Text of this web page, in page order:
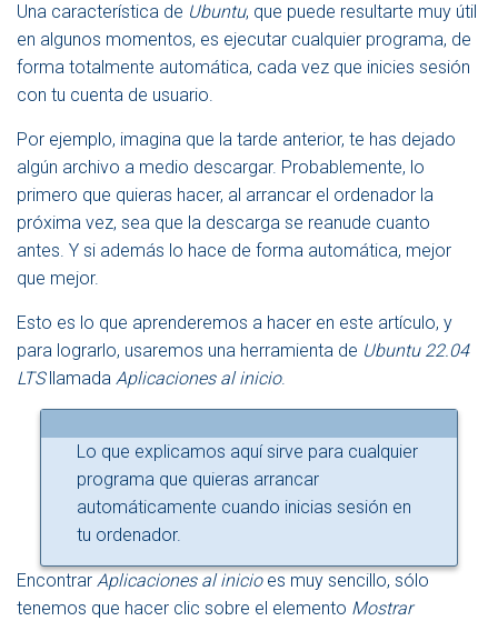
N
A
E
Una característica de Ubuntu, que puede resultarte muy útil
en algunos momentos, es ejecutar cualquier programa, de
forma totalmente automática, cada vez que inicies sesión
con tu cuenta de usuario.
Por ejemplo, imagina que la tarde anterior, te has dejado
algún archivo a medio descargar. Probablemente, lo
primero que quieras hacer, al arrancar el ordenador la
próxima vez, sea que la descarga se reanude cuanto
antes. Y si además lo hace de forma automática, mejor
que mejor.
Esto es lo que aprenderemos a hacer en este artículo, y
para lograrlo, usaremos una herramienta de Ubuntu 22.04
LTSllamada Aplicaciones al inicio.
Lo que explicamos aquí sirve para cualquier
programa que quieras arrancar
automáticamente cuando inicias sesión en
tu ordenador.
Encontrar Aplicaciones al inicioes muy sencillo, sólo
tenemos que hacer clic sobre el elemento Mostrar